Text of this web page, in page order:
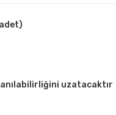
uzatacaktır